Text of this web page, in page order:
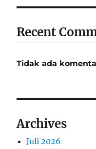
Recent
Tidak ada
Archives
Juli 2026